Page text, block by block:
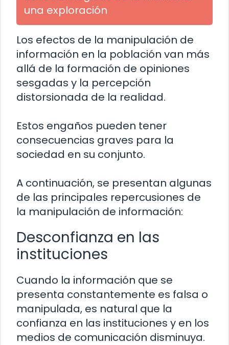
una exploración
Los efectos de la manipulación de
información en la población van más
allá de la formación de opiniones
sesgadas y la percepción
distorsionada de la realidad.
Estos engaños pueden tener
consecuencias graves para la
sociedad en su conjunto.
A continuación, se presentan algunas
de las principales repercusiones de
la manipulación de información:
Desconfianza en las
instituciones
Cuando la información que se
presenta constantemente es falsa o
manipulada, es natural que la
confianza en las instituciones y en los
medios de comunicación disminuya.